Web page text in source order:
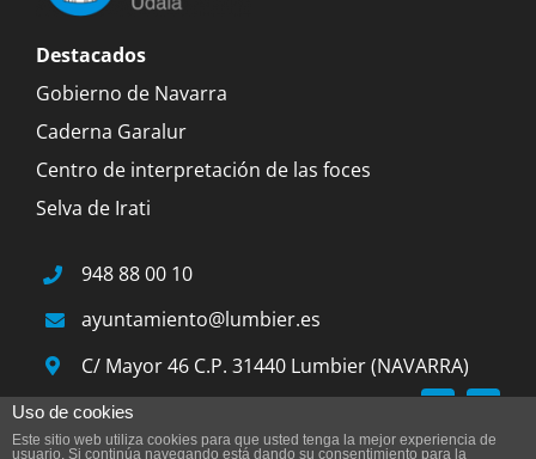
Destacados
Gobierno de Navarra
Caderna Garalur
Centro de interpretación de las foces
Selva de Irati
948 88 00 10
ayuntamiento@lumbier.es
C/ Mayor 46 C.P. 31440 Lumbier (NAVARRA)
© 2015 Ayuntamiento de Lumbier |Aviso legal|
Uso de cookies
Este sitio web utiliza cookies para que usted tenga la mejor experiencia de
usuario. Si continúa navegando está dando su consentimiento para la